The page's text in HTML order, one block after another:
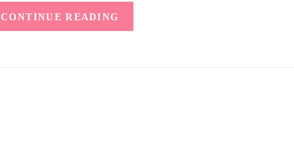
CONTINUE READING